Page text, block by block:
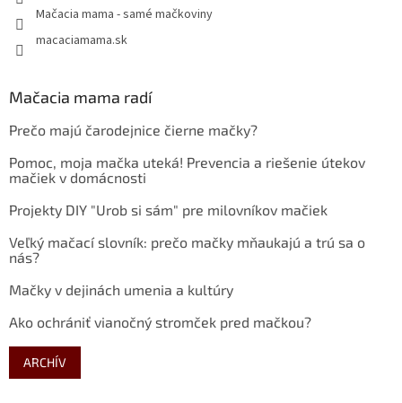
Mačacia mama - samé mačkoviny
macaciamama.sk
Mačacia mama radí
Prečo majú čarodejnice čierne mačky?
Pomoc, moja mačka uteká! Prevencia a riešenie útekov
mačiek v domácnosti
Projekty DIY "Urob si sám" pre milovníkov mačiek
Veľký mačací slovník: prečo mačky mňaukajú a trú sa o
nás?
Mačky v dejinách umenia a kultúry
Ako ochrániť vianočný stromček pred mačkou?
ARCHÍV